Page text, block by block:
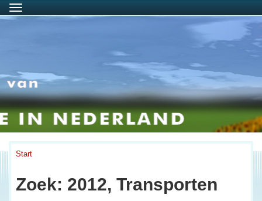
Menu
Start
Zoek: 2012, Transporten